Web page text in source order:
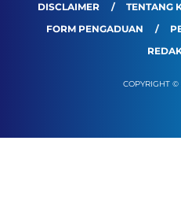
DISCLAIMER
TENTANG
FORM PENGADUAN
COPYRIGHT